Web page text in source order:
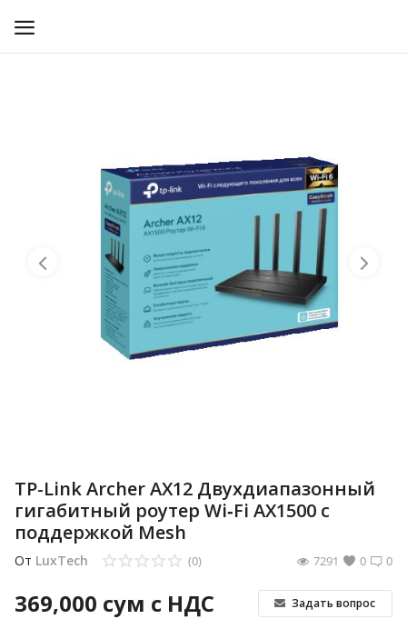
ДЛЯ БИЗНЕСА
ДЛЯ ОПЕРАТОРОВ СВЯЗИ
TP-Link Archer AX12 Двухдиапазонный
гигабитный роутер Wi‑Fi AX1500 с
поддержкой Mesh
От LuxTech 0
(0) 0
7291
369,000 сум с НДС Задать вопрос